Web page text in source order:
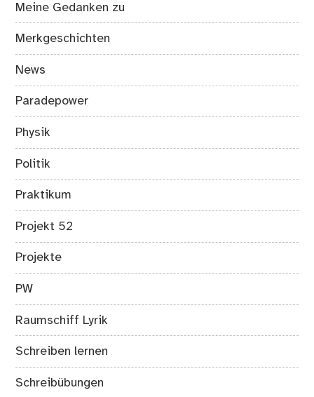
Meine Gedanken zu
Merkgeschichten
News
Paradepower
Physik
Politik
Praktikum
Projekt 52
Projekte
PW
Raumschiff Lyrik
Schreiben lernen
Schreibübungen